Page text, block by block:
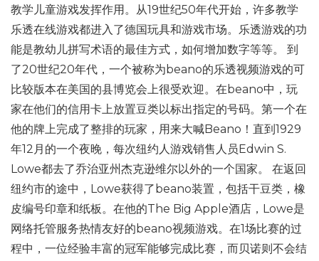
教学儿童游戏发挥作用。从19世纪50年代开始，许多教学
乐透在线游戏都进入了德国玩具和游戏市场。乐透游戏的功
能是教幼儿拼写术语的最佳方式，如何增加数字等等。 到
了20世纪20年代，一个被称为beano的乐透视频游戏的可
比较版本在美国的县博览会上很受欢迎。在beano中，玩
家在他们的信用卡上放置豆类以标出指定的号码。第一个在
他的牌上完成了整排的玩家，用来大喊Beano！直到1929
年12月的一个夜晚，每次纽约人游戏销售人员Edwin S.
Lowe都去了乔治亚州杰克逊维尔以外的一个国家。 在返回
纽约市的途中，Lowe获得了beano装置，包括干豆类，橡
皮编号印章和纸板。在他的The Big Apple酒店，Lowe是
网络托管服务热情友好的beano视频游戏。在1场比赛的过
程中，一位经验丰富的冠军能够完成比赛，而贝诺则不会结